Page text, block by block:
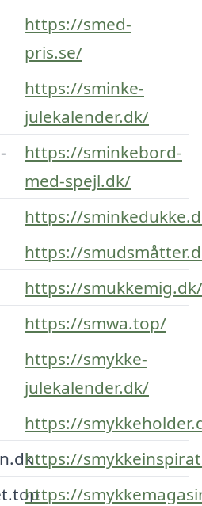
https://smed-
pris.se/
https://sminke-
julekalender.dk/
https://sminkebord-
med-spejl.dk/
https://
https://
https://smukkemig.dk/
https://smwa.top/
https://smykke-
julekalender.dk/
https://
https://
https://